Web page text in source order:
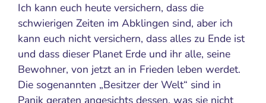
Ich kann euch heute versichern, dass die
schwierigen Zeiten im Abklingen sind, aber ich
kann euch nicht versichern, dass alles zu Ende ist
und dass dieser Planet Erde und ihr alle, seine
Bewohner, von jetzt an in Frieden leben werdet.
Die sogenannten „Besitzer der Welt“ sind in
Panik geraten angesichts dessen, was sie nicht